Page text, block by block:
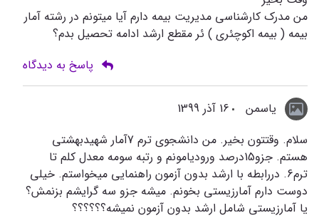
من مدرک کارشناسی مدیریت بیمه دارم آیا میتونم در رشته آمار
بیمه ( بیمه اکوچئری ) ئر مقطع ارشد ادامه تحصیل بدم؟
پاسخ به دیدگاه
یاسمن
16 آذر 1399
سلام. وقتتون بخیر. من دانشجوی ترم 7آمار شهیدبهشتی
هستم. جزو15درصد ورودیامونم و رتبه سومه معدل کلم تا
ترم6. دررابطه با ارشد بدون آزمون راهنمایی میخواستم. خیلی
دوست دارم آمارزیستی بخونم. میشه جزو سه گرایشم بزنمش؟
یا آمارزیستی شامل ارشد بدون آزمون نمیشه؟؟؟؟؟؟